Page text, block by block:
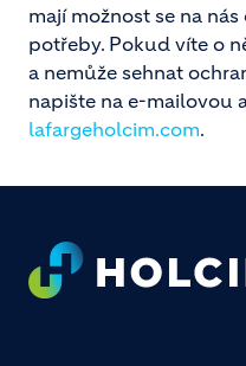
mají možnost se na
potřeby. Pokud víte o
a nemůže sehnat
napište na e-mailovou
lafargeholcim.com.
Footer